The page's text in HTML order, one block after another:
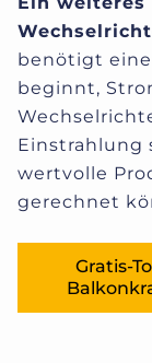
benötigt
beginnt,
Einstrahlung
wertvolle
gerechnet
Gratis-